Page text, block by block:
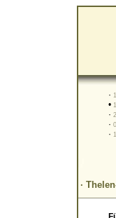
·
•
·
·
·
·